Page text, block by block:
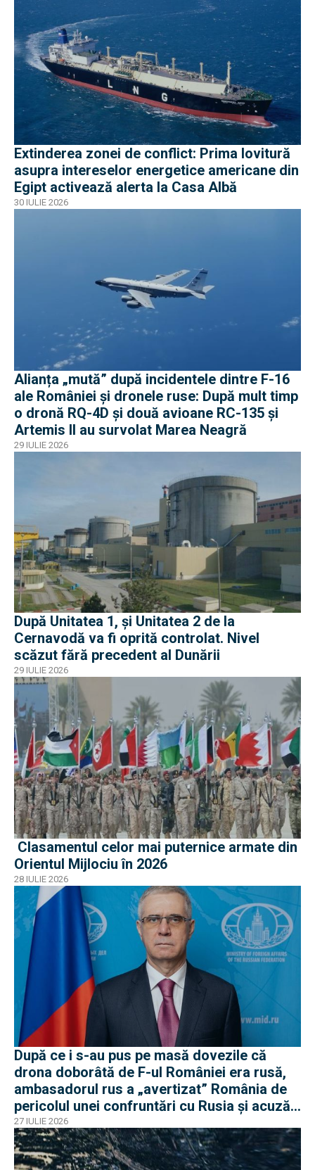
Extinderea zonei de conflict: Prima lovitură
asupra intereselor energetice americane din
Egipt activează alerta la Casa Albă
30 IULIE 2026
Alianța „mută” după incidentele dintre F-16
ale României și dronele ruse: După mult timp
o dronă RQ-4D și două avioane RC-135 și
Artemis II au survolat Marea Neagră
29 IULIE 2026
După Unitatea 1, și Unitatea 2 de la
Cernavodă va fi oprită controlat. Nivel
scăzut fără precedent al Dunării
29 IULIE 2026
Clasamentul celor mai puternice armate din
Orientul Mijlociu în 2026
28 IULIE 2026
După ce i s-au pus pe masă dovezile că
drona doborâtă de F-ul României era rusă,
ambasadorul rus a „avertizat” România de
pericolul unei confruntări cu Rusia și acuză
o „înscenare propagandistă”
27 IULIE 2026